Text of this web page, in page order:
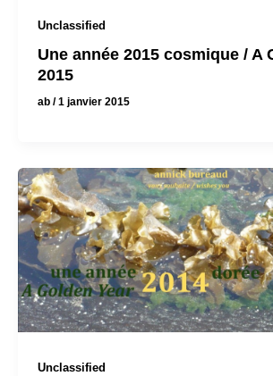
Unclassified
Une année 2015 cosmique / A
2015
ab /1 janvier 2015
Unclassified